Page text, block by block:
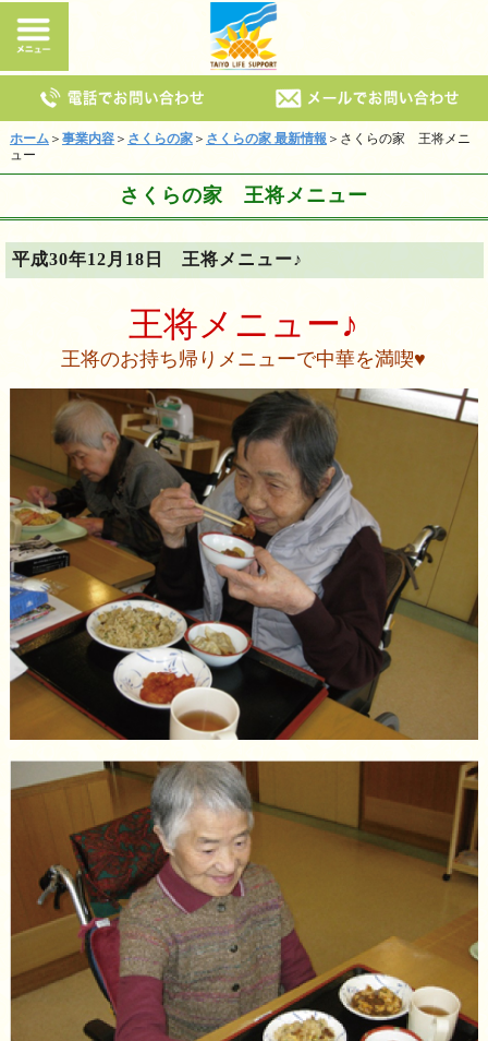
ホーム＞ 事業内容＞ さくらの家＞ さくらの家 最新情報 ＞さくらの家 王将メニ
ュー
さくらの家 王将メニュー
平成30年12月18日 王将メニュー♪
王将メニュー♪
王将のお持ち帰りメニューで中華を満喫♥